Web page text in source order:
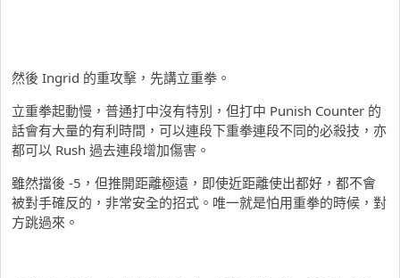
然後 Ingrid 的重攻擊，先講立重拳。
立重拳起動慢，普通打中沒有特別，但打中 Punish Counter 的
話會有大量的有利時間，可以連段下重拳連段不同的必殺技，亦
都可以 Rush 過去連段增加傷害。
雖然擋後 -5，但推開距離極遠，即使近距離使出都好，都不會
被對手確反的，非常安全的招式。唯一就是怕用重拳的時候，對
方跳過來。